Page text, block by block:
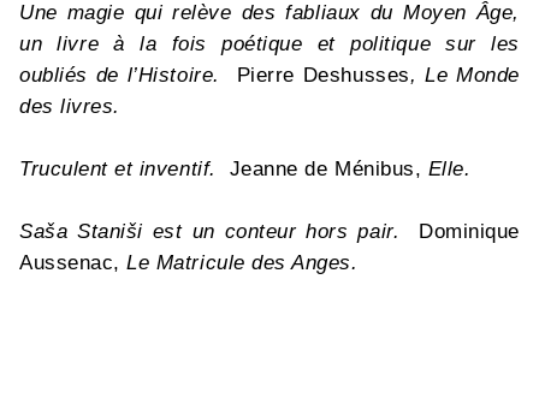
Une magie qui relève des fabliaux du Moyen Âge,
un livre à la fois poétique et politique sur les
oubliés de l’Histoire.
Pierre Deshusses, Le Monde
des livres.
Truculent et inventif. Jeanne de Ménibus, Elle.
Saša Staniši est un conteur hors pair.
Dominique
Aussenac,Le Matricule des Anges.